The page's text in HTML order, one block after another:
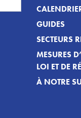
GUIDES
SECTEURS
MESURES
LOI ET DE
À NOTRE